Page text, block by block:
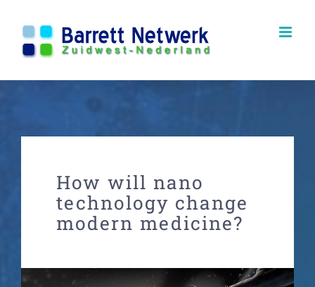
inhoud
How will nano
technology change
modern medicine?